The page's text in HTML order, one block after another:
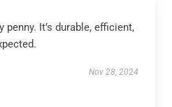
It’s durable, efficient,
Nov 28, 2024